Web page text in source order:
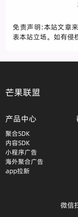
免责声明:本站文章
表本站立场。如有侵
芒果联盟
产品中心
聚合SDK
内容SDK
小程序广告
海外聚合广告
app拉新
微信